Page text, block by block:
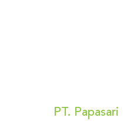
PT. Papasari